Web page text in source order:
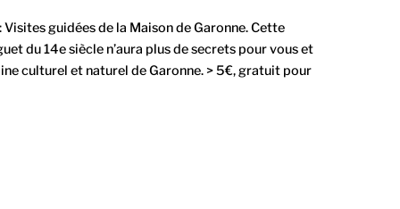
guidées de la Maison de Garonne. Cette
du 14e siècle n’aura plus de secrets pour vous et
culturel et naturel de Garonne. > 5€, gratuit pour